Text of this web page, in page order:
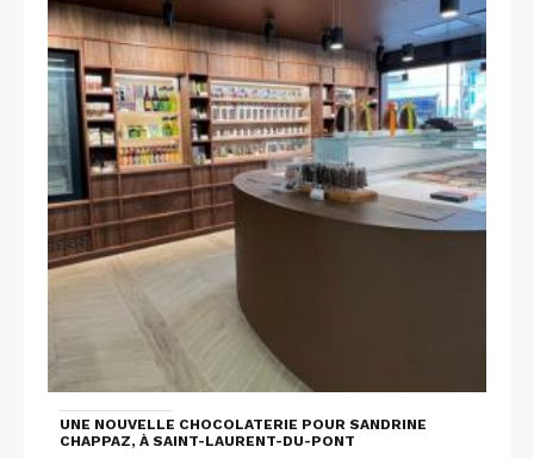
UNE NOUVELLE CHOCOLATERIE POUR SANDRINE
CHAPPAZ, À SAINT-LAURENT-DU-PONT